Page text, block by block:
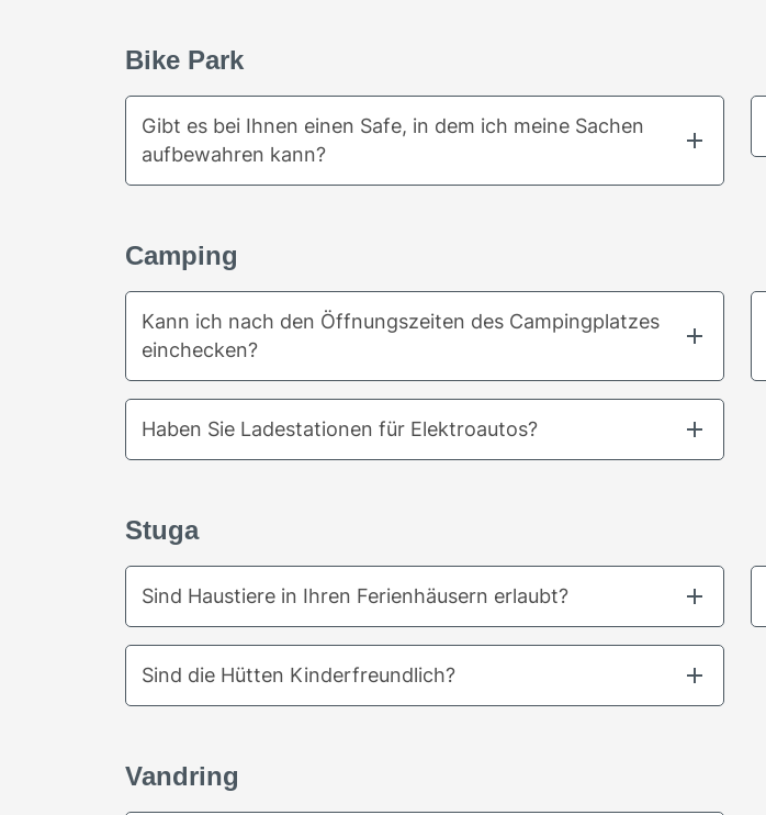
Bike Park
Gibt es bei Ihnen einen Safe, in dem ich meine Sachen
aufbewahren kann?
Camping
Kann ich nach den Öffnungszeiten des Campingplatzes
einchecken?
Haben Sie Ladestationen für Elektroautos?
Stuga
Sind Haustiere in Ihren Ferienhäusern erlaubt?
Sind die Hütten Kinderfreundlich?
Vandring